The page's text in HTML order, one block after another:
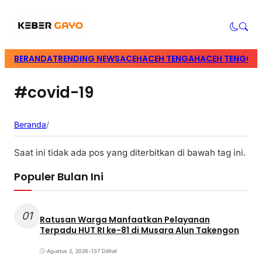
BERANDATRENDING NEWSACEHACEH TENGAHACEH
#covid-19
Beranda/
Saat ini tidak ada pos yang diterbitkan di bawah tag ini.
Populer Bulan Ini
01
Ratusan Warga Manfaatkan Pelayanan
Terpadu HUT RI ke-81 di Musara Alun Takengon
Agustus 2, 2026•137 Dilihat